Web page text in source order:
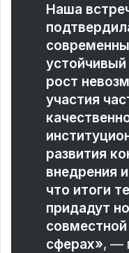
Наша
рост
участия
развития
внедрения
что итоги
придадут
сферах», —